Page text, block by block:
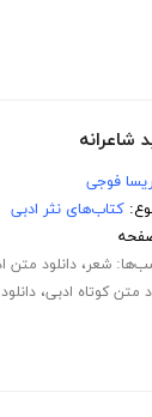
شاعرانه
فوجی
کتاب‌های نثر ادبی
شعر،دانلود متن
متن کوتاه ادبی،